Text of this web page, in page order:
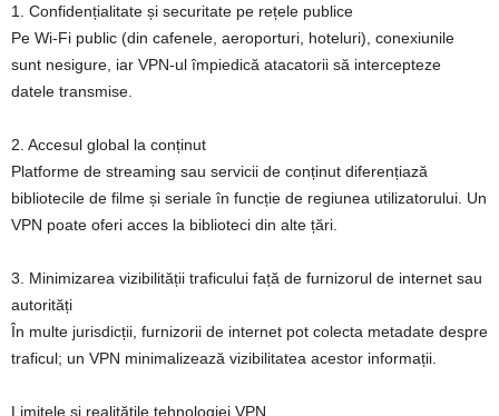
1. Confidențialitate și securitate pe rețele publice
Pe Wi‑Fi public (din cafenele, aeroporturi, hoteluri), conexiunile
sunt nesigure, iar VPN‑ul împiedică atacatorii să intercepteze
datele transmise.
2. Accesul global la conținut
Platforme de streaming sau servicii de conținut diferențiază
bibliotecile de filme și seriale în funcție de regiunea utilizatorului. Un
VPN poate oferi acces la biblioteci din alte țări.
3. Minimizarea vizibilității traficului față de furnizorul de internet sau
autorități
În multe jurisdicții, furnizorii de internet pot colecta metadate despre
traficul; un VPN minimalizează vizibilitatea acestor informații.
Limitele și realitățile tehnologiei VPN